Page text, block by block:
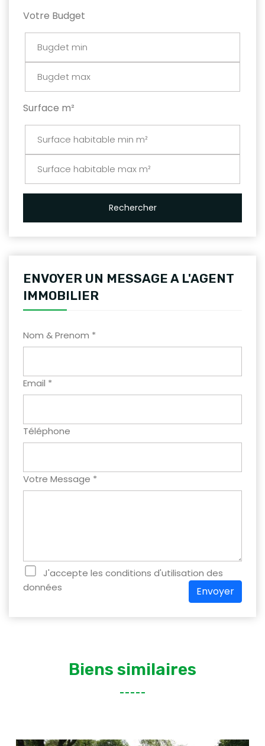
Votre Budget
Surface m²
Rechercher
ENVOYER UN MESSAGE A L'AGENT
IMMOBILIER
Nom & Prenom *
Email *
Téléphone
Votre Message *
J'accepte les conditions d'utilisation des
données
Envoyer
Biens similaires